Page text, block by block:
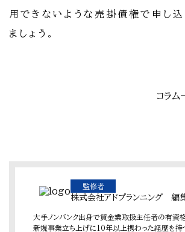
用できないような売掛債権で申し込
ましょう。
コラム
監修者
株式会社アドプランニング 編
大手ノンバンク出身で貸金業取扱主任者の有資格
新規事業立ち上げに10年以上携わった経歴を持